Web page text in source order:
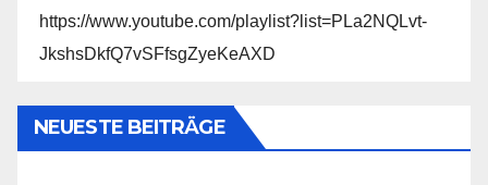
https://www.youtube.com/playlist?list=PLa2NQLvt-
JkshsDkfQ7vSFfsgZyeKeAXD
NEUESTE BEITRÄGE